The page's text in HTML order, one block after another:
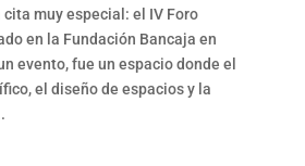
muy especial: el IV Foro
en la Fundación Bancaja en
evento, fue un espacio donde el
el diseño de espacios y la